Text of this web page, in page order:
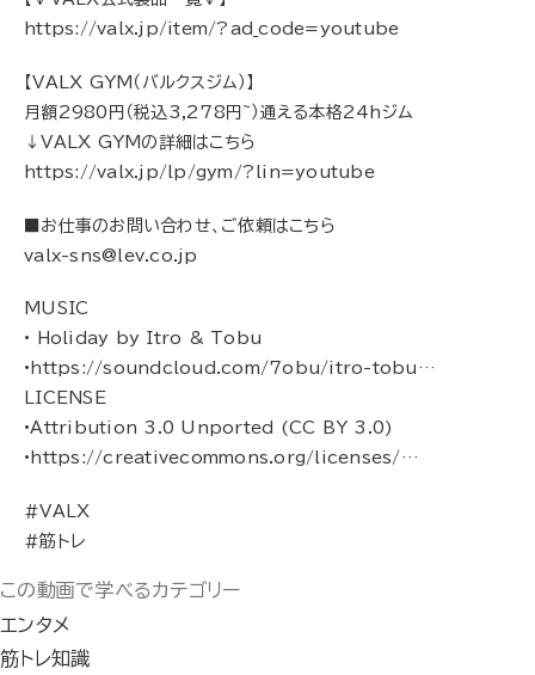
https://valx.jp/item/?ad_code=youtube
【VALX GYM（バルクスジム）】
月額2980円（税込3,278円~）通える本格24hジム
↓VALX GYMの詳細はこちら
https://valx.jp/lp/gym/?lin=youtube
■お仕事のお問い合わせ、ご依頼はこちら
valx-sns@lev.co.jp
MUSIC
• Holiday by Itro & Tobu
•https://soundcloud.com/7obu/itro-tobu…
LICENSE
•Attribution 3.0 Unported (CC BY 3.0)
•https://creativecommons.org/licenses/…
#VALX
#筋トレ
この動画で学べるカテゴリー
エンタメ
筋トレ知識